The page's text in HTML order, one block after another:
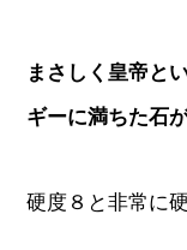
まさしく皇帝と
ギーに満ちた石
硬度８と非常に